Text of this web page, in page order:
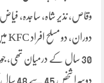
وقاص، نذیر شاہ، ساجدہ،
30 سال کے درمیان تھی،
دوسرا